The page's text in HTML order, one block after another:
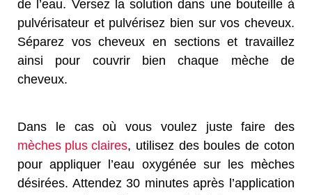
de l’eau. Versez la solution dans une bouteille à
pulvérisateur et pulvérisez bien sur vos cheveux.
Séparez vos cheveux en sections et travaillez
ainsi pour couvrir bien chaque mèche de
cheveux.
Dans le cas où vous voulez juste faire des
mèches plus claires, utilisez des boules de coton
pour appliquer l’eau oxygénée sur les mèches
désirées. Attendez 30 minutes après l’application